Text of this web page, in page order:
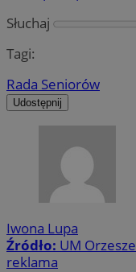
Słuchaj
Tagi:
Rada Seniorów
Udostępnij
Iwona Lupa
Źródło: UM Orzesze
reklama